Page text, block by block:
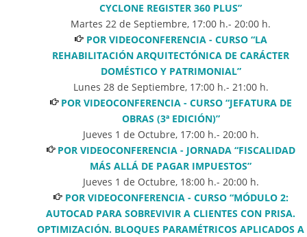
CYCLONE REGISTER 360 PLUS”
Martes 22 de Septiembre, 17:00 h.- 20:00 h.
POR VIDEOCONFERENCIA - CURSO “LA
REHABILITACIÓN ARQUITECTÓNICA DE CARÁCTER
DOMÉSTICO Y PATRIMONIAL”
Lunes 28 de Septiembre, 17:00h.- 21:00h.
POR VIDEOCONFERENCIA - CURSO “JEFATURA DE
OBRAS (3ª EDICIÓN)”
Jueves 1 de Octubre, 17:00h.- 20:00h.
POR VIDEOCONFERENCIA - JORNADA “FISCALIDAD
MÁS ALLÁ DE PAGAR IMPUESTOS”
Jueves 1 de Octubre, 18:00h.- 20:00h.
POR VIDEOCONFERENCIA - CURSO “MÓDULO 2:
AUTOCAD PARA SOBREVIVIR A CLIENTES CON PRISA.
OPTIMIZACIÓN. BLOQUES PARAMÉTRICOS APLICADOS A